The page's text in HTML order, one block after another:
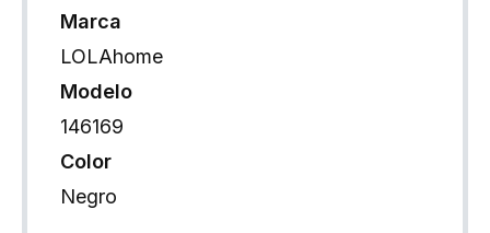
Marca
LOLAhome
Modelo
146169
Color
Negro